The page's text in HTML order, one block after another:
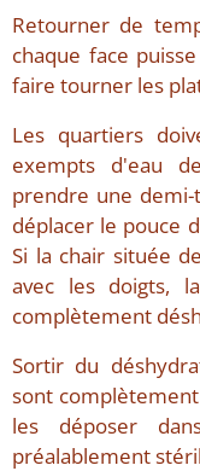
Retourner de
chaque face
faire tourner les
Les quartiers
exempts d'eau
prendre une
déplacer le pouce
Si la chair située
avec les doigts,
complètement
Sortir du
sont
les déposer
préalablement